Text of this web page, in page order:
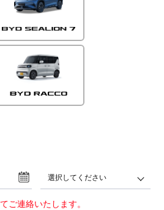
選択してください
ご連絡いたします。